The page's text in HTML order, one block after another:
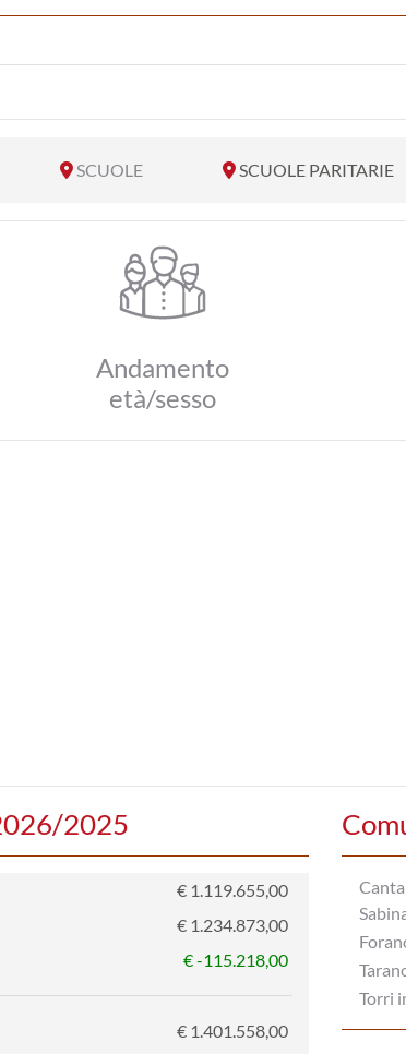
SCUOLE SCUOLE PARITARIE
Andamento
età/sesso
2025
€ 1.119.655,00
€ 1.234.873,00
€ -115.218,00
€ 1.401.558,00
Torri